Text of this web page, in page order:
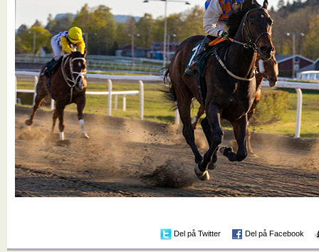
Del på Twitter Del på Facebook